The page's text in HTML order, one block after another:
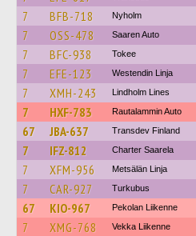
7 BFB-718 Nyholm
7 OSS-478 Saaren Auto
7 BFC-938 Tokee
7 EFE-123 Westendin Linja
7 XMH-243 Lindholm Lines
7 HXF-783 Rautalammin Auto
67 JBA-637 Transdev Finland
7 IFZ-812 Charter Saarela
7 XFM-956 Metsälän Linja
7 CAR-927 Turkubus
67 KIO-967 Pekolan Liikenne
7 XMG-768 Vekka Liikenne